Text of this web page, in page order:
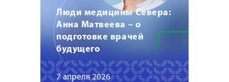
Люди медицины Севера:
Анна Матвеева – о
подготовке врачей
будущего
7 апреля 2026